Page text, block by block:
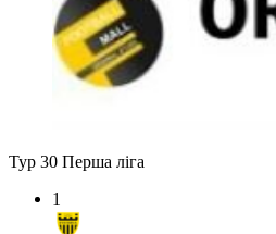
Тур 30 Перша ліга
1